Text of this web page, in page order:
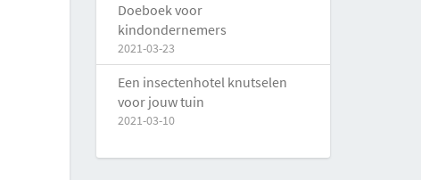
Doeboek voor
kindondernemers
2021-03-23
Een insectenhotel knutselen
voor jouw tuin
2021-03-10